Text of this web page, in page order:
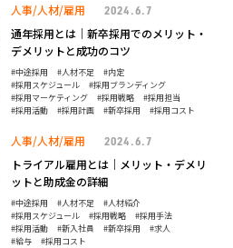
人事/人材/雇用 2024.6.7
通年採用とは｜新卒採用でのメリット・
デメリットと成功のコツ
中途採用 人材不足
内定
採用スケジュール
採用ブランディング
採用マーケティング
採用戦略
採用担当
採用活動
採用計画 新卒採用 採用コスト
人事/人材/雇用 2024.6.7
トライアル雇用とは｜メリット・デメリ
ットと助成金の詳細
中途採用 人材不足
人材紹介
採用スケジュール
採用戦略
採用手法
採用活動
新入社員 新卒採用
求人
給与
採用コスト